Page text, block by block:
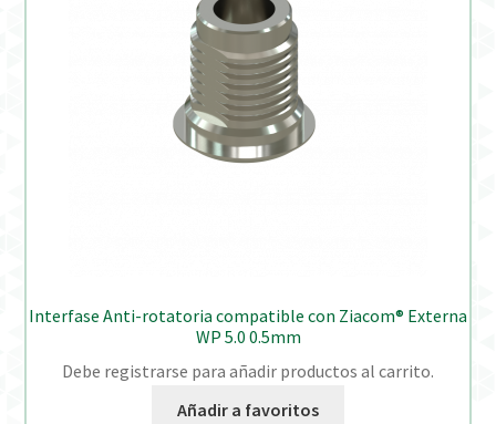
Interfase Anti-rotatoria compatible con Ziacom® Externa
WP 5.0 0.5mm
Debe registrarse para añadir productos al carrito.
Añadir a favoritos